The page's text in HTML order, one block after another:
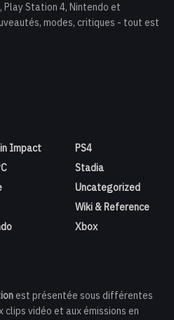
Play Station 4, Nintendo et
modes, critiques - tout est
Impact
PS4
Stadia
Uncategorized
Wiki & Reference
Xbox
est présentée sous différentes
vidéo et aux émissions en